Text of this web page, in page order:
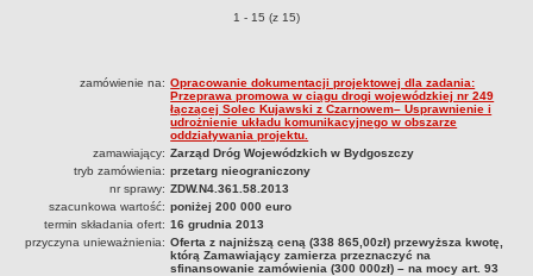
Struktura organizacyjna
Schemat organizacyjny
Inspektor Ochrony Danych
Zgłoszenia zewnętrzne
PRACA W ZDW
Ogłoszenia o pracę
Wyniki naborów
Zamówienia publiczne o pozycjach
1 - 15 (z 15)
zamówienie na: Opracowanie dokumentacji projektowej dla zadania:
Przeprawa promowa w ciągu drogi wojewódzkiej nr 249
łączącej Solec Kujawski z Czarnowem– Usprawnienie i
udrożnienie układu komunikacyjnego w obszarze
oddziaływania projektu.
zamawiający: Zarząd Dróg Wojewódzkich w Bydgoszczy
tryb zamówienia: przetarg nieograniczony
nr sprawy: ZDW.N4.361.58.2013
szacunkowa wartość: poniżej 200 000 euro
termin składania ofert: 16 grudnia 2013
przyczyna unieważnienia: Oferta z najniższą ceną (338 865,00zł) przewyższa kwotę,
którą Zamawiający zamierza przeznaczyć na
sfinansowanie zamówienia (300 000zł) – na mocy art. 93